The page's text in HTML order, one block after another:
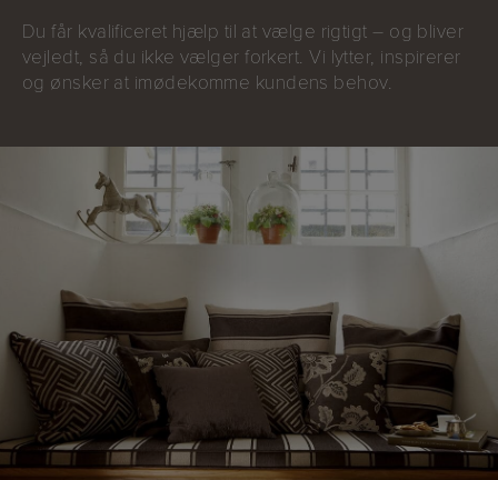
Du får kvalificeret hjælp til at vælge rigtigt – og bliver
vejledt, så du ikke vælger forkert. Vi lytter, inspirerer
og ønsker at imødekomme kundens behov.